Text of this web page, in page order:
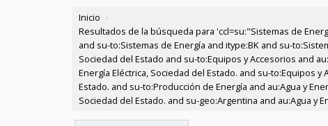
Inicio ›
Resultados de la búsqueda para 'ccl=su:"Sistemas de
and su-to:Sistemas de Energía and itype:BK and su-
Sociedad del Estado and su-to:Equipos y Accesorios and
Energía Eléctrica, Sociedad del Estado. and su-to:Equipos y
Estado. and su-to:Producción de Energía and au:Agua y
Sociedad del Estado. and su-geo:Argentina and au:Agua y